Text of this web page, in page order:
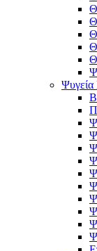
Ψυγεία